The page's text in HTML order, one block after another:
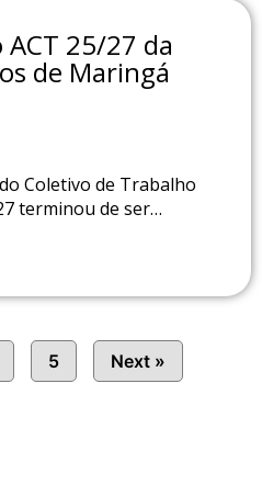
25/27 da
de Maringá
Coletivo de Trabalho
terminou de ser…
5 Next »